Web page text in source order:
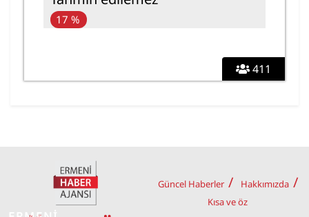
411
17 %
Güncel Haberler
Hakkımızda
Kısa ve öz